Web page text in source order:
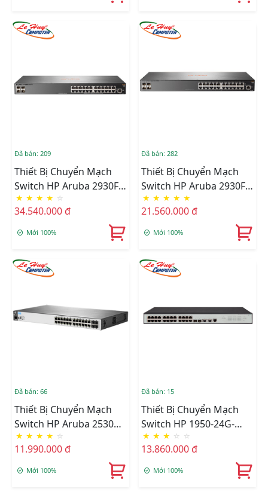
Đã bán: 209
Thiết Bị Chuyển Mạch
Switch HP Aruba 2930F
24G 4SFP+ JL253A
★ ★ ★ ★ ☆
34.540.000 đ
Mới 100%
Đã bán: 282
Thiết Bị Chuyển Mạch
Switch HP Aruba 2930F
24G 4SFP JL259A
★ ★ ★ ★ ★
21.560.000 đ
Mới 100%
Đã bán: 66
Thiết Bị Chuyển Mạch
Switch HP Aruba 2530
24G - J9776A
★ ★ ★ ★ ☆
11.990.000 đ
Mới 100%
Đã bán: 15
Thiết Bị Chuyển Mạch
Switch HP 1950-24G-
2SFP+-2XGT JG960A
★ ★ ★ ☆ ☆
13.860.000 đ
Mới 100%